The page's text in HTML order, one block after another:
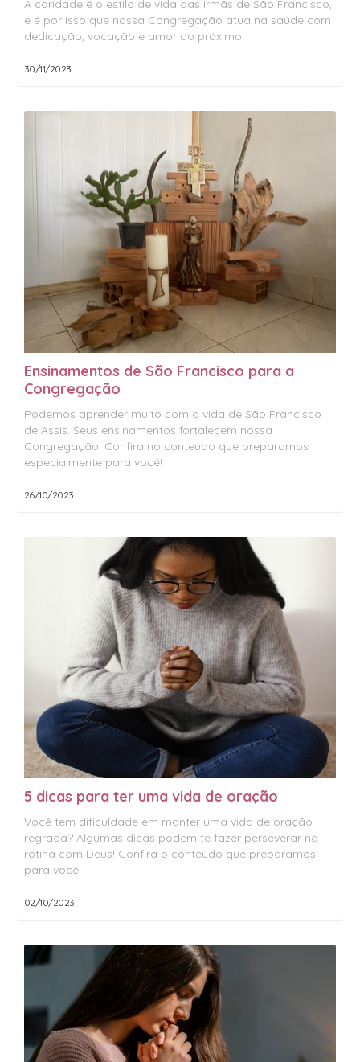
A caridade é o estilo de vida das Irmãs de São Francisco,
e é por isso que nossa Congregação atua na saúde com
dedicação, vocação e amor ao próximo.
30/11/2023
Ensinamentos de São Francisco para a
Congregação
Podemos aprender muito com a vida de São Francisco
de Assis. Seus ensinamentos fortalecem nossa
Congregação. Confira no conteúdo que preparamos
especialmente para você!
26/10/2023
5 dicas para ter uma vida de oração
Você tem dificuldade em manter uma vida de oração
regrada? Algumas dicas podem te fazer perseverar na
rotina com Deus! Confira o conteúdo que preparamos
para você!
02/10/2023